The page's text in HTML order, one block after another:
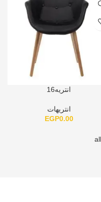
انتريه16
انتريهات
EGP0.00